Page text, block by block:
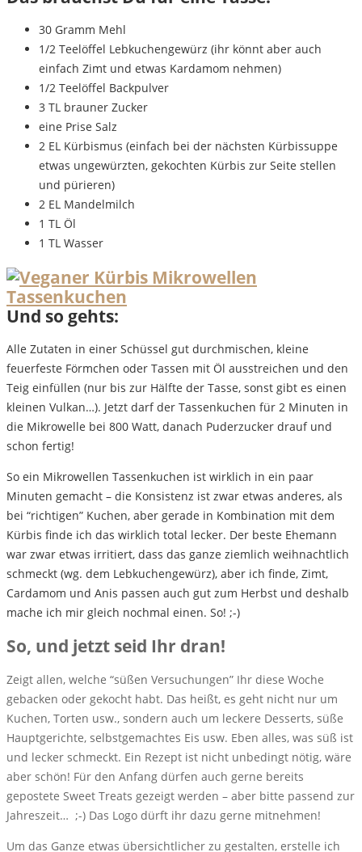
30 Gramm Mehl
1/2 Teelöffel Lebkuchengewürz (ihr könnt aber auch
einfach Zimt und etwas Kardamom nehmen)
1/2 Teelöffel Backpulver
3 TL brauner Zucker
eine Prise Salz
2 EL Kürbismus (einfach bei der nächsten Kürbissuppe
etwas ungewürzten, gekochten Kürbis zur Seite stellen
und pürieren)
2 EL Mandelmilch
1 TL Öl
1 TL Wasser
Und so gehts:
Alle Zutaten in einer Schüssel gut durchmischen, kleine
feuerfeste Förmchen oder Tassen mit Öl ausstreichen und den
Teig einfüllen (nur bis zur Hälfte der Tasse, sonst gibt es einen
kleinen Vulkan…). Jetzt darf der Tassenkuchen für 2 Minuten in
die Mikrowelle bei 800 Watt, danach Puderzucker drauf und
schon fertig!
So ein Mikrowellen Tassenkuchen ist wirklich in ein paar
Minuten gemacht – die Konsistenz ist zwar etwas anderes, als
bei “richtigen” Kuchen, aber gerade in Kombination mit dem
Kürbis finde ich das wirklich total lecker. Der beste Ehemann
war zwar etwas irritiert, dass das ganze ziemlich weihnachtlich
schmeckt (wg. dem Lebkuchengewürz), aber ich finde, Zimt,
Cardamom und Anis passen auch gut zum Herbst und deshalb
mache ich mir gleich nochmal einen. So! ;-)
So, und jetzt seid Ihr dran!
Zeigt allen, welche “süßen Versuchungen” Ihr diese Woche
gebacken oder gekocht habt. Das heißt, es geht nicht nur um
Kuchen, Torten usw., sondern auch um leckere Desserts, süße
Hauptgerichte, selbstgemachtes Eis usw. Eben alles, was süß ist
und lecker schmeckt. Ein Rezept ist nicht unbedingt nötig, wäre
aber schön! Für den Anfang dürfen auch gerne bereits
gepostete Sweet Treats gezeigt werden – aber bitte passend zur
Jahreszeit… ;-) Das Logo dürft ihr dazu gerne mitnehmen!
Um das Ganze etwas übersichtlicher zu gestalten, erstelle ich